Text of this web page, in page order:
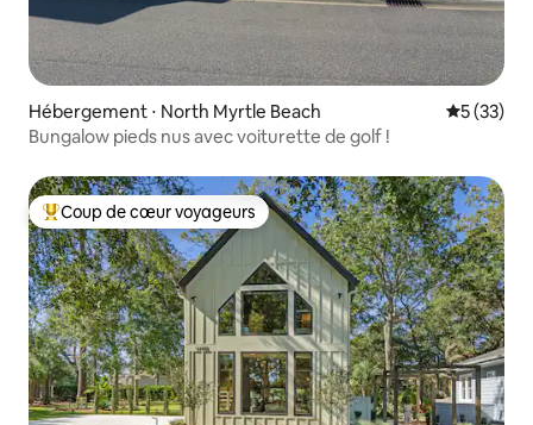
Hébergement ⋅ North Myrtle Beach
5 (33)
Bungalow pieds nus avec voiturette de golf !
Coups de cœur voyageurs les plus appréciés
Coup de cœur voyageurs